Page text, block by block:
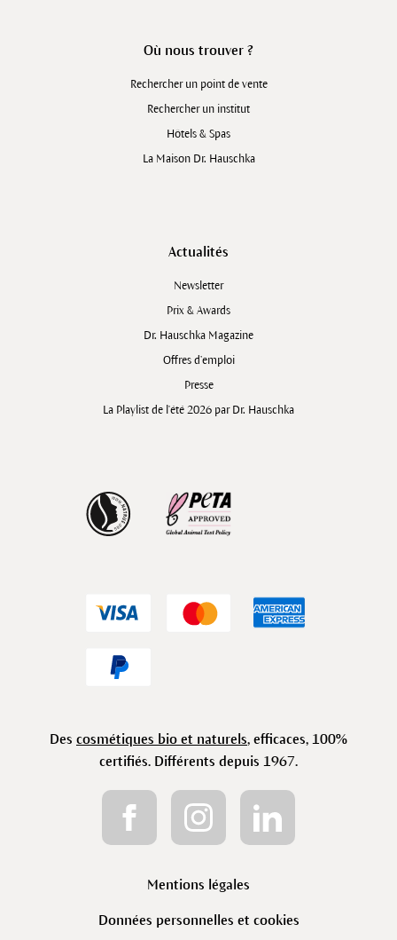
Où nous trouver ?
Rechercher un point de vente
Rechercher un institut
Hôtels & Spas
La Maison Dr. Hauschka
Actualités
Newsletter
Prix & Awards
Dr. Hauschka Magazine
Offres d’emploi
Presse
La Playlist de l'été 2026 par Dr. Hauschka
Des cosmétiques bio et naturels, efficaces, 100%
certifiés. Différents depuis 1967.
Mentions légales
Données personnelles et cookies